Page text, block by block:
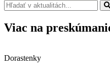
Viac na
Dorastenky